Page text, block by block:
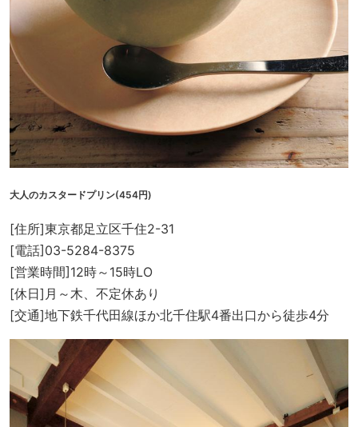
大人のカスタードプリン(454円)
[住所]東京都足立区千住2-31
[電話]03-5284-8375
[営業時間]12時～15時LO
[休日]月～木、不定休あり
[交通]地下鉄千代田線ほか北千住駅4番出口から徒歩4分